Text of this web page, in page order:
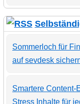
Sommerloch für
auf sevdesk
Smartere Content-
Stress Inhalte für